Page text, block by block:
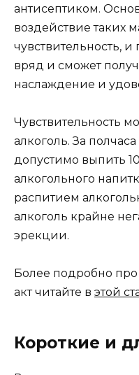
антисептиком.
воздействие таких
чувствительность,
вряд и сможет
наслаждение и
Чувствительность
алкоголь. За
допустимо выпить
алкогольного
распитием
алкоголь крайне
эрекции.
Более подробно
акт читайте в этой
Короткие и